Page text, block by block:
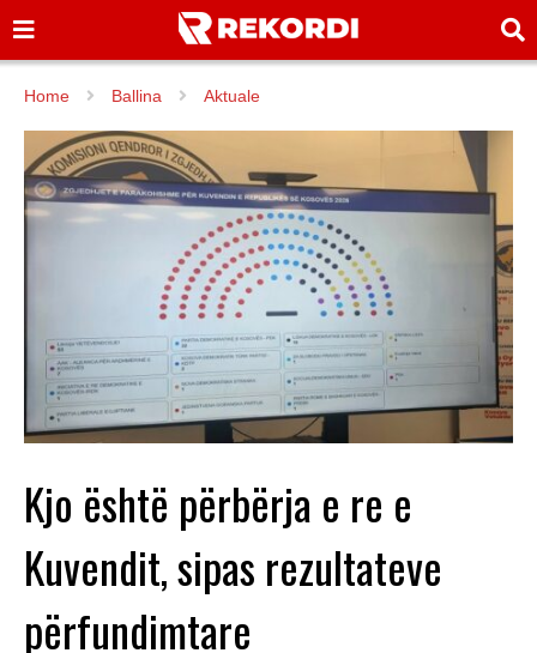
Home Ballina Aktuale
Kjo është përbërja e re e
Kuvendit, sipas rezultateve
përfundimtare